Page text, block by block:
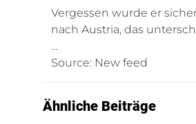
Vergessen wurde er
nach Austria, das
…
Source: New feed
Ähnliche Beiträge